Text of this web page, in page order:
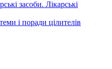
засоби. Лікарські
і поради цілителів